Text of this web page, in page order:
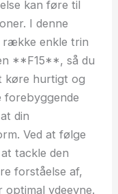
kan føre til
I denne
række enkle trin
**F15**, så du
køre hurtigt og
forebyggende
din
Ved at følge
tackle den
forståelse af,
ydeevne.